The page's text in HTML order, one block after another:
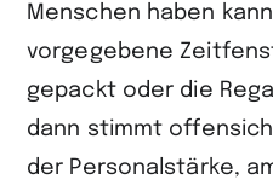
Menschen haben
vorgegebene
gepackt oder die
dann stimmt
der Personalstärke,